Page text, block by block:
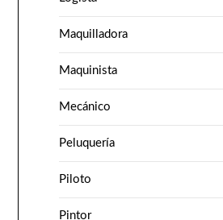
Maquilladora
Maquinista
Mecánico
Peluquería
Piloto
Pintor